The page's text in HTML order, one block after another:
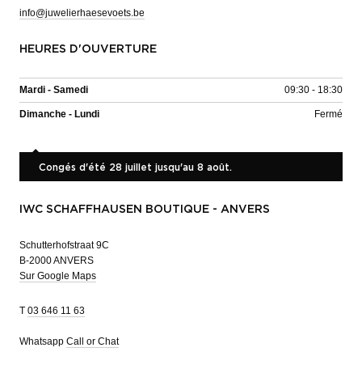
info@juwelierhaesevoets.be
HEURES D'OUVERTURE
Mardi - Samedi 09:30 - 18:30
Dimanche - Lundi Fermé
Congés d'été 28 juillet jusqu'au 8 août.
IWC SCHAFFHAUSEN BOUTIQUE - ANVERS
Schutterhofstraat 9C
B-2000 ANVERS
Sur Google Maps
T 03 646 11 63
Whatsapp Call or Chat